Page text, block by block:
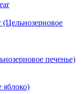
(Цельнозерновое
печенье)
яблоко)